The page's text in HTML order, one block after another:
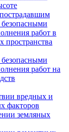
безопасными
работ в
пространства
безопасными
работ на
вредных и
факторов
земляных